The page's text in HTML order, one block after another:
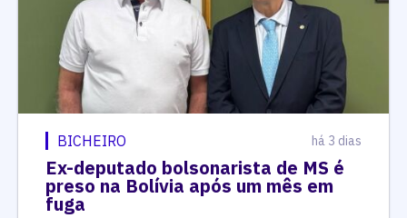
BICHEIRO há 3 dias
Ex-deputado bolsonarista de MS é
preso na Bolívia após um mês em
fuga